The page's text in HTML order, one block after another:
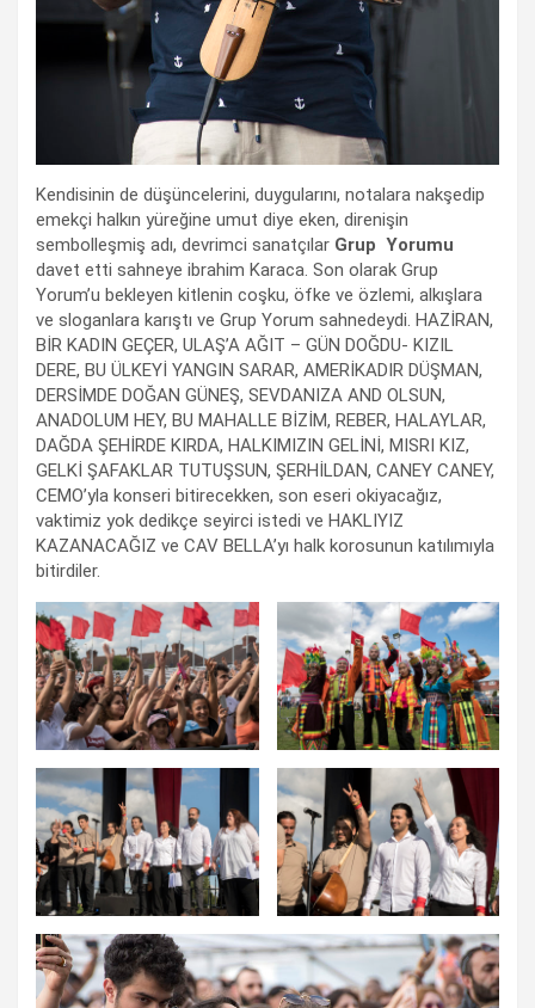
Kendisinin de düşüncelerini, duygularını, notalara nakşedip
emekçi halkın yüreğine umut diye eken, direnişin
sembolleşmiş adı, devrimci sanatçılar Grup Yorumu
davet etti sahneye ibrahim Karaca. Son olarak Grup
Yorum’u bekleyen kitlenin coşku, öfke ve özlemi, alkışlara
ve sloganlara karıştı ve Grup Yorum sahnedeydi. HAZİRAN,
BİR KADIN GEÇER, ULAŞ’A AĞIT – GÜN DOĞDU- KIZIL
DERE, BU ÜLKEYİ YANGIN SARAR, AMERİKADIR DÜŞMAN,
DERSİMDE DOĞAN GÜNEŞ, SEVDANIZA AND OLSUN,
ANADOLUM HEY, BU MAHALLE BİZİM, REBER, HALAYLAR,
DAĞDA ŞEHİRDE KIRDA, HALKIMIZIN GELİNİ, MISRI KIZ,
GELKİ ŞAFAKLAR TUTUŞSUN, ŞERHİLDAN, CANEY CANEY,
CEMO’yla konseri bitirecekken, son eseri okiyacağız,
vaktimiz yok dedikçe seyirci istedi ve HAKLIYIZ
KAZANACAĞIZ ve CAV BELLA’yı halk korosunun katılımıyla
bitirdiler.